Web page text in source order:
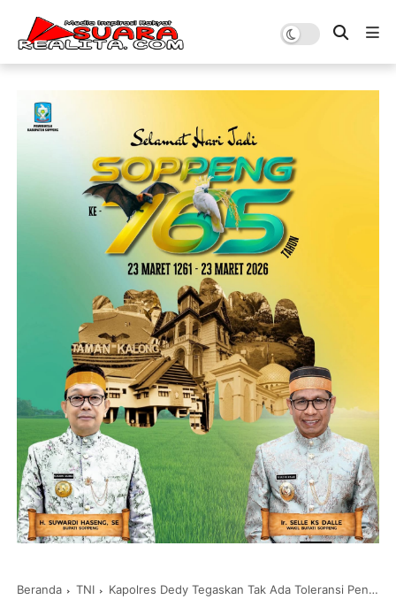
Beranda TNI Kapolres Dedy Tegaskan Tak Ada Toleransi Pengacau Pesta Demokrasi